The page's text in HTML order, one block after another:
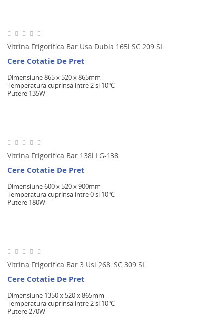
Vitrina Frigorifica Bar Usa Dubla 165l SC 209 SL
Cere Cotatie De Pret
Dimensiune 865 x 520 x 865mm
Temperatura cuprinsa intre 2 si 10°C
Putere 135W
Vitrina Frigorifica Bar 138l LG-138
Cere Cotatie De Pret
Dimensiune 600 x 520 x 900mm
Temperatura cuprinsa intre 0 si 10°C
Putere 180W
Vitrina Frigorifica Bar 3 Usi 268l SC 309 SL
Cere Cotatie De Pret
Dimensiune 1350 x 520 x 865mm
Temperatura cuprinsa intre 2 si 10°C
Putere 270W